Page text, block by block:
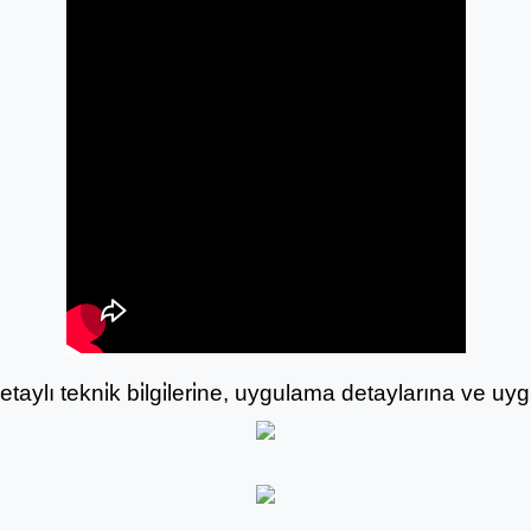
tekni̇k bi̇lgi̇leri̇ne, uygulama detaylarına ve